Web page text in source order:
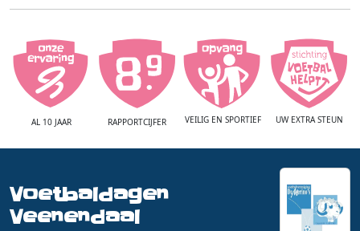
AL 10 JAAR RAPPORTCIJFER VEILIG EN SPORTIEF UW EXTRA STEUN
Voetbaldagen
Veenendaal